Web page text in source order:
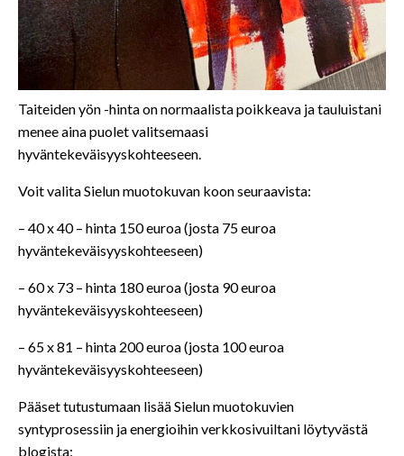
Taiteiden yön -hinta on normaalista poikkeava ja tauluistani
menee aina puolet valitsemaasi
hyväntekeväisyyskohteeseen.
Voit valita Sielun muotokuvan koon seuraavista:
– 40 x 40 – hinta 150 euroa (josta 75 euroa
hyväntekeväisyyskohteeseen)
– 60 x 73 – hinta 180 euroa (josta 90 euroa
hyväntekeväisyyskohteeseen)
– 65 x 81 – hinta 200 euroa (josta 100 euroa
hyväntekeväisyyskohteeseen)
Pääset tutustumaan lisää Sielun muotokuvien
syntyprosessiin ja energioihin verkkosivuiltani löytyvästä
blogista: